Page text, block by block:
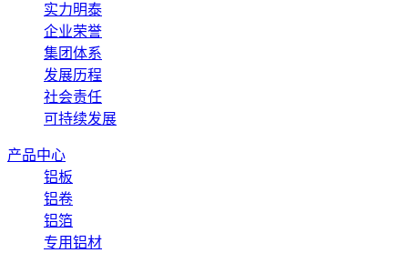
实力明泰
企业荣誉
集团体系
发展历程
社会责任
可持续发展
产品中心
铝板
铝卷
铝箔
专用铝材